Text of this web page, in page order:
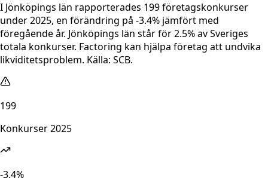
I Jönköpings län rapporterades 199 företagskonkurser
under 2025, en förändring på -3.4% jämfört med
föregående år. Jönköpings län står för 2.5% av Sveriges
totala konkurser. Factoring kan hjälpa företag att undvika
likviditetsproblem. Källa: SCB.
199
Konkurser 2025
-3.4%